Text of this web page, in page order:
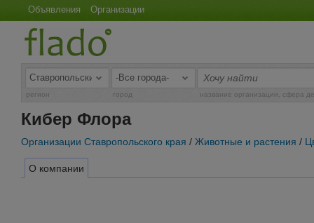
Объявления Организации
регион город название организации, сфера
Кибер Флора
Организации Ставропольского края / Животные и растения /
О компании